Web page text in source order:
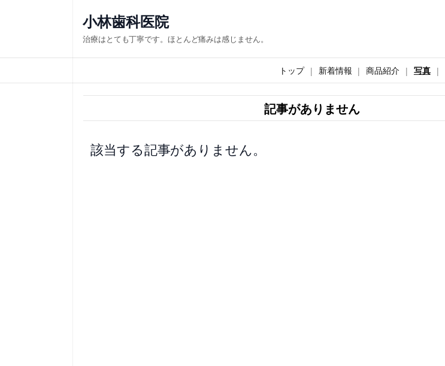
ス
キ
小林歯科医院
治療はとても丁寧です。ほとんど痛みは感じません。
トップ 新着情報 商品紹介 写真
記事がありません
該当する記事がありません。